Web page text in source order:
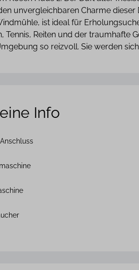
unvergleichbaren Charme
ist ideal für
Tennis, Reiten und der traumhafte
so reizvoll. Sie werden
Info